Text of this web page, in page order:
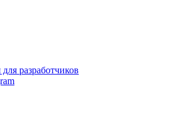
разработчиков